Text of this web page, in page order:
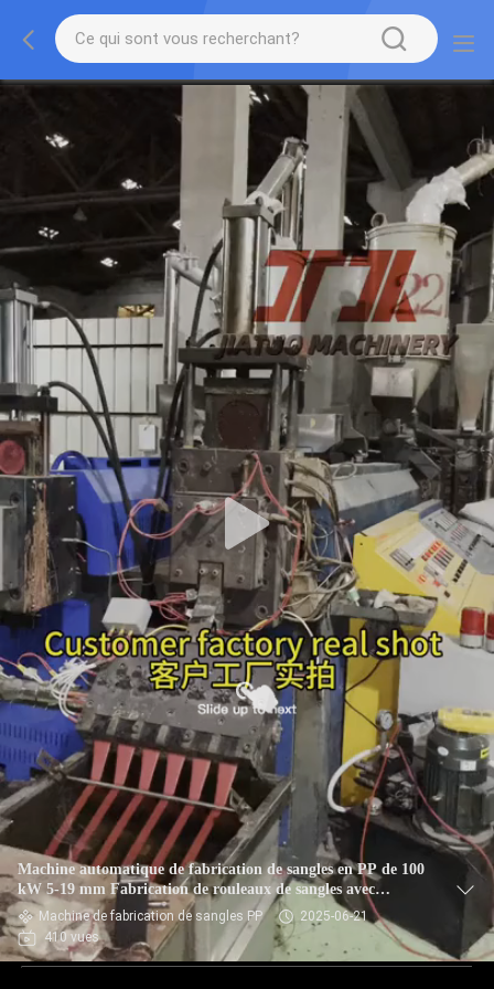
Machine automatique de fabrication de sangles en PP de 100
kW 5-19 mm Fabrication de rouleaux de sangles avec
contrôle PLC
Machine de fabrication de sangles PP
2025-06-21
410 vues